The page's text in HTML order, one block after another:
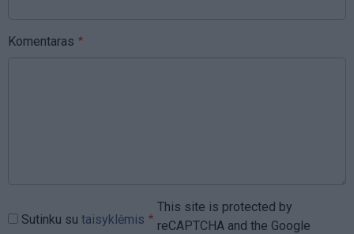
Komentaras
Sutinku su taisyklėmis
This site is protected by
reCAPTCHA and the Google